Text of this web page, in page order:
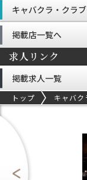
キャバクラ・クラ
掲載店一覧へ
求人リンク
掲載求人一覧
トップ キャバク